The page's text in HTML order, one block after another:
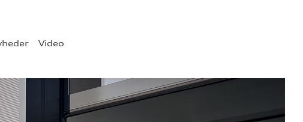
Video